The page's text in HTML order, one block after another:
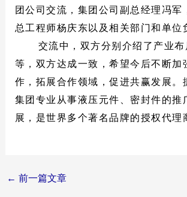
团公司交流，集团公司副总经理冯军
总工程师杨庆东以及相关部门和单位
交流中，双方分别介绍了产业布
等，双方达成一致，希望今后不断加
作，拓展合作领域，促进共赢发展。
集团专业从事液压元件、密封件的推
展，是世界多个著名品牌的授权代理
Post
← 前一篇文章